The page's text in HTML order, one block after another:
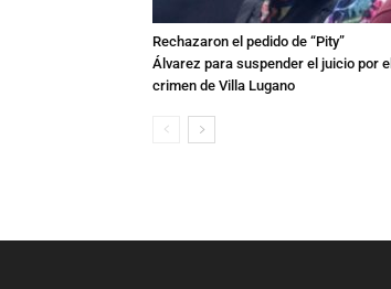
Rechazaron el pedido de “Pity”
Álvarez para suspender el juicio por el
crimen de Villa Lugano